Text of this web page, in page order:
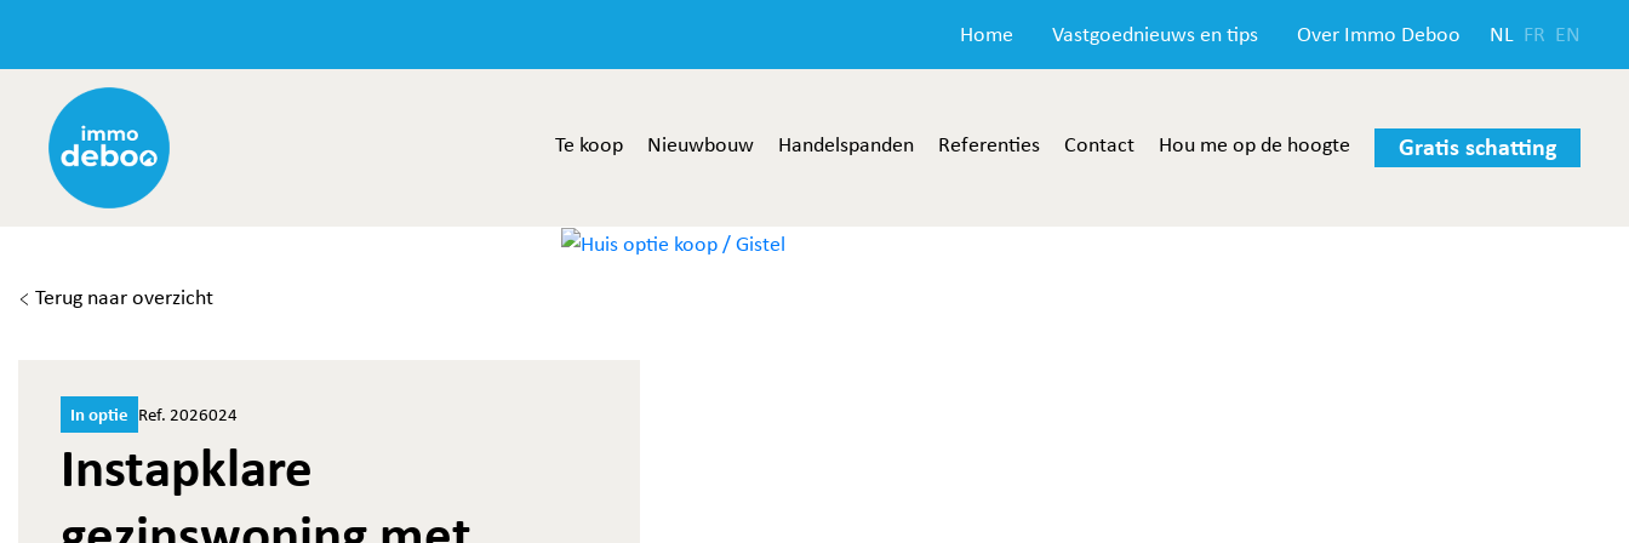
Home Vastgoednieuws en tips Over Immo Deboo NL FR EN
Te koop Nieuwbouw Handelspanden Referenties Contact Hou me op de hoogte Gratis schatting
Terug naar overzicht
In optie Ref. 2026024
Instapklare